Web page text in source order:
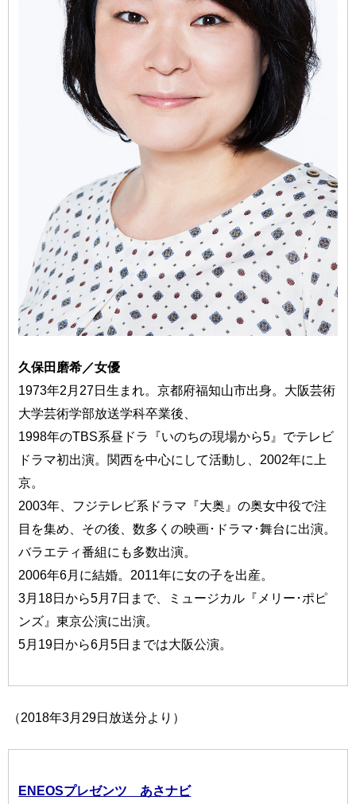
久保田磨希／女優
1973年2月27日生まれ。京都府福知山市出身。大阪芸術
大学芸術学部放送学科卒業後、
1998年のTBS系昼ドラ『いのちの現場から5』でテレビ
ドラマ初出演。関西を中心にして活動し、2002年に上
京。
2003年、フジテレビ系ドラマ『大奥』の奥女中役で注
目を集め、その後、数多くの映画･ドラマ･舞台に出演。
バラエティ番組にも多数出演。
2006年6月に結婚。2011年に女の子を出産。
3月18日から5月7日まで、ミュージカル『メリー･ポピ
ンズ』東京公演に出演。
5月19日から6月5日までは大阪公演。
（2018年3月29日放送分より）
ENEOSプレゼンツ あさナビ